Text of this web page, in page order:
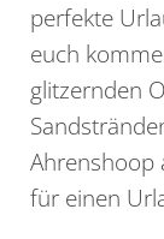
perfekte
euch
glitzernden
Ahrenshoop
für einen